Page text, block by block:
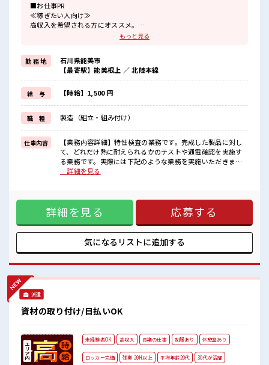
■お仕事PR
≪稼ぎたい人向け≫
高収入を希望される方にオススメ。
残業は月20時間以上あります♪
制服があるので、
毎日の服装の悩み解消♪
≪未経験OKの仕事≫
新しいことにチャレンジするのは不安だけど、
しっかり働く環境が整っています！
イチからスキルUP・ステップUP目指していきましょう！
≪収入アップを目指せる≫
高時給だらけの派遣のお仕事です！
■職場の雰囲気
20代の若い世代がたくさん活躍中の活気ある職場！
一息つける休憩スペースもあります！
職場にはロッカー完備！
もっと見る
勤 務 地
石川県能美市
【最寄駅】能美根上 ／ 北陸本線
給 与 【時給】1,500 円
職 種 製造（組立・組み付け）
仕事内容
【業務内容詳細】特性検査の業務です。完成した製品に対し
て、どれだけ熱に耐えられるかのテストや通電確認を実施す
る業務です。実際には下記のような業務を実施いただきま
す。・製品が乗っているパレットを機械にセット・機械への
たい人向け≫ 高収入を希望される方にオススメ。 残業は月20
時間以上あります♪ ≪機能的な制服アリ≫ 制服があるので、
毎日の服装の悩み解消♪ ≪未経験OKの仕事≫ 新しいことに
チャレンジするのは不安だけど、 しっかり働く環境が整って
います！ イチからスキルUP・ステップUP目指していきまし
ょう！ ≪収入アップを目指せる≫ 高時給だらけの派遣のお仕
活気ある職場！ 一息つける休憩スペースもあります！ 職場に
はロッカー完備！ 私物の置きすぎには注意が必要ですね★
…詳細を見る
詳細を見る 応募する
気になるリストに追加する
派遣
資材の取り付け/日払いOK
未経験者OK 高収入 長期の仕事 制服あり 休憩室あり
ロッカー完備 残業 20H以上 平均年齢20代 30代が活躍